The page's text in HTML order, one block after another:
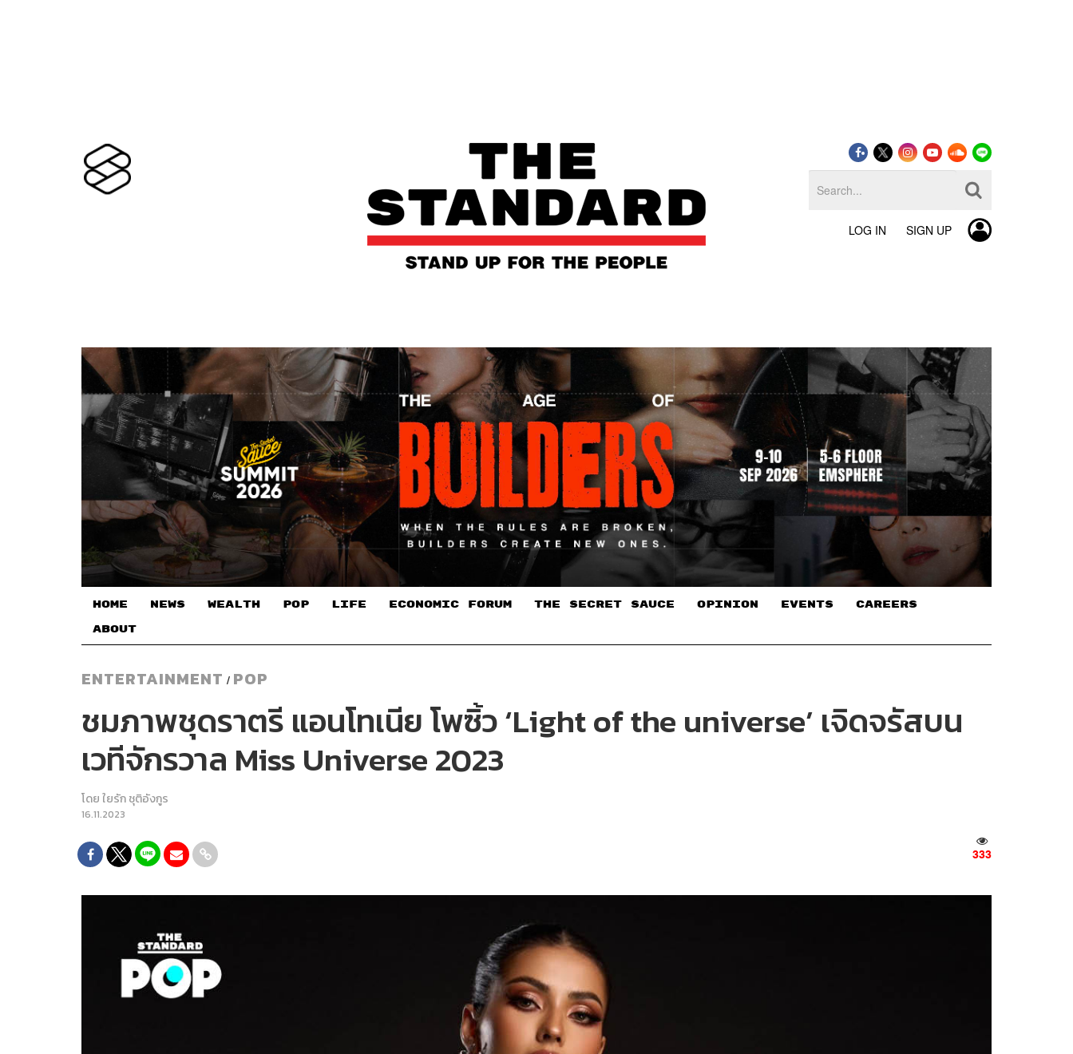
LOG IN SIGN UP
HOME NEWS WEALTH POP LIFE ECONOMIC FORUM THE SECRET SAUCE​ OPINION EVENTS CAREERS
ABOUT
ENTERTAINMENT / POP
ชมภาพชุดราตรี แอนโทเนีย โพซิ้ว ‘Light of the universe’ เจิดจรัสบน
เวทีจักรวาล Miss Universe 2023
โดยใยรัก ชุติอังกูร
16.11.2023
333